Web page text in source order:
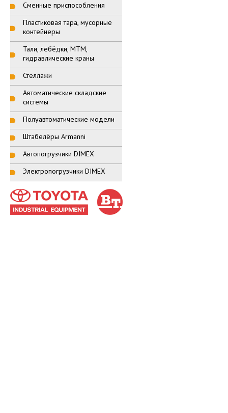
Сменные приспособления
Пластиковая тара, мусорные
контейнеры
Тали, лебёдки, МТМ,
гидравлические краны
Стеллажи
Автоматические складские
системы
Полуавтоматические модели
Штабелёры Armanni
Автопогрузчики DIMEX
Электропогрузчики DIMEX